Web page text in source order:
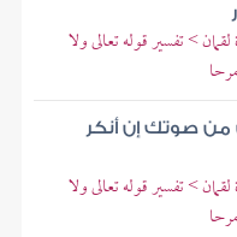
> تفسير قوله تعالى ولا
صوتك إن أنكر
> تفسير قوله تعالى ولا